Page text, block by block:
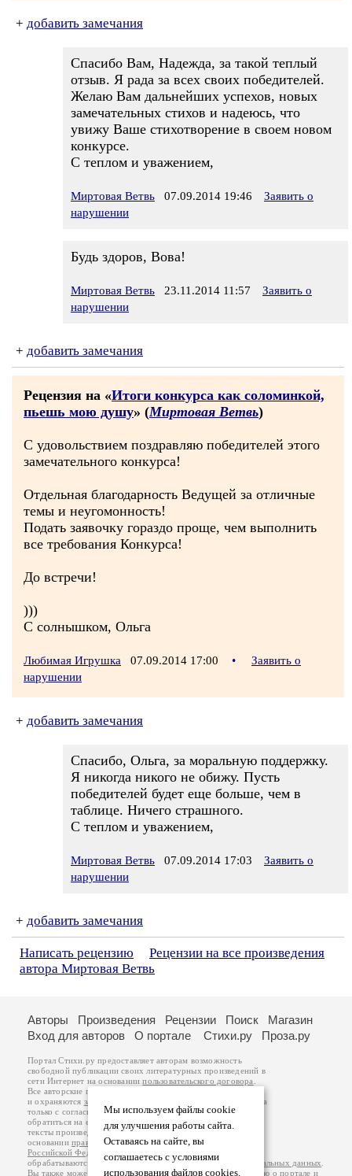
+ добавить замечания
Спасибо Вам, Надежда, за такой теплый
отзыв. Я рада за всех своих победителей.
Желаю Вам дальнейших успехов, новых
замечательных стихов и надеюсь, что
увижу Ваше стихотворение в своем новом
конкурсе.
С теплом и уважением,
Миртовая Ветвь 07.09.2014 19:46
Заявить о
нарушении
Будь здоров, Вова!
Миртовая Ветвь 23.11.2014 11:57
Заявить о
нарушении
+ добавить замечания
Рецензия на «Итоги конкурса как соломинкой,
пьешь мою душу» (Миртовая Ветвь)
С удовольствием поздравляю победителей этого
замечательного конкурса!
Отдельная благодарность Ведущей за отличные
темы и неугомонность!
Подать заявочку гораздо проще, чем выполнить
все требования Конкурса!
До встречи!
)))
С солнышком, Ольга
Любимая Игрушка 07.09.2014 17:00 •
Заявить о
нарушении
+ добавить замечания
Спасибо, Ольга, за моральную поддержку.
Я никогда никого не обижу. Пусть
победителей будет еще больше, чем в
таблице. Ничего страшного.
С теплом и уважением,
Миртовая Ветвь 07.09.2014 17:03
Заявить о
нарушении
+ добавить замечания
Написать рецензию
Рецензии на все произведения
автора Миртовая Ветвь
Мы используем файлы cookie
для улучшения работы сайта.
Оставаясь на сайте, вы
соглашаетесь с условиями
использования файлов cookies.
Авторы Произведения Рецензии Поиск
Магазин
Вход для авторов
О портале Стихи.ру Проза.ру
Портал Стихи.ру предоставляет авторам возможность
свободной публикации своих литературных произведений в
сети Интернет на основаниипользовательского договора
Все авторские права на произведения принадлежат авторам
и охраняются законом
. Перепечатка произведений возможна
только с согласия его автора, к которому вы можете
обратиться на его авторской странице. Ответственность за
тексты произведений авторы несут самостоятельно на
основанииправил публикацииизаконодательства
Российской Федерации
обрабатываются на основанииПолитики обработки персональных данных
Вы также можете посмотреть более подробнуюинформацию о портале и